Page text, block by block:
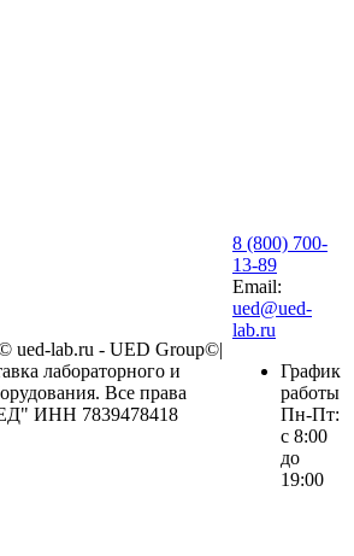
ued-lab.ru - UED Group©|
лабораторного и
Все права
ИНН 7839478418
8 (800) 700-
13-89
Email:
ued@ued-
lab.ru
График
работы
Пн-Пт:
с 8:00
до
19:00